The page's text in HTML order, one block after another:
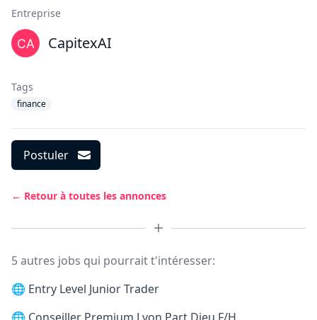
Entreprise
CapitexAI
Tags
finance
Postuler
← Retour à toutes les annonces
5 autres jobs qui pourrait t'intéresser:
🌐 Entry Level Junior Trader